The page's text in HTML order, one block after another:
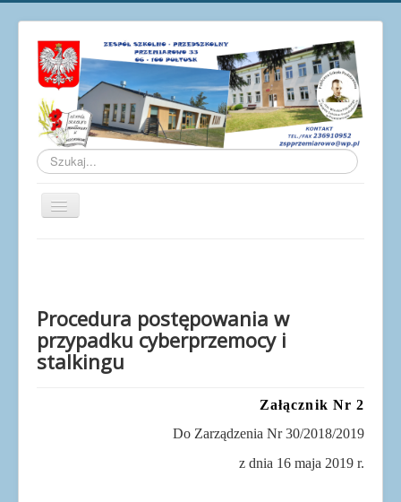
Szukaj...
Przełącz
Galeria
Osiągnięcia
Pracownicy
Procedura postępowania w
przypadku cyberprzemocy i
stalkingu
Załącznik Nr 2
Do Zarządzenia Nr 30/2018/2019
z dnia 16 maja 2019 r.